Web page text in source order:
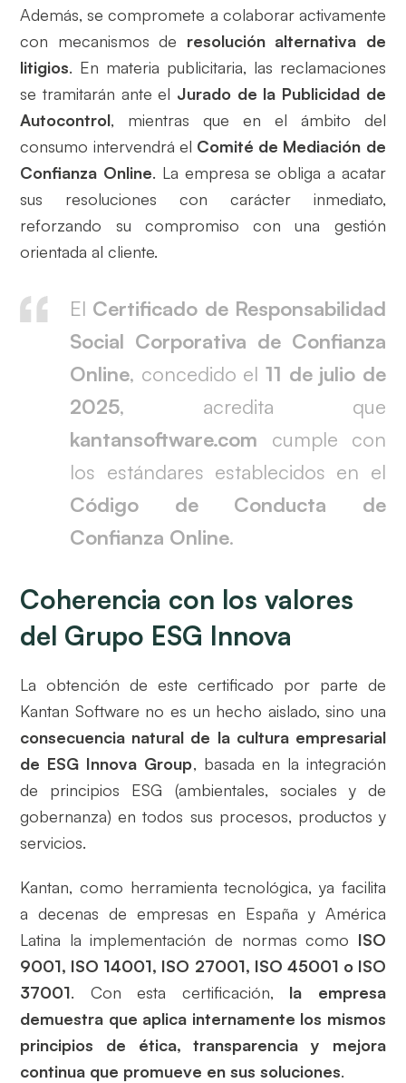
Además, se compromete a colaborar activamente
con mecanismos de resolución alternativa de
litigios. En materia publicitaria, las reclamaciones
se tramitarán ante el Jurado de la Publicidad de
Autocontrol, mientras que en el ámbito del
consumo intervendrá el Comité de Mediación de
Confianza Online. La empresa se obliga a acatar
sus resoluciones con carácter inmediato,
reforzando su compromiso con una gestión
orientada al cliente.
El Certificado de Responsabilidad
Social Corporativa de Confianza
Online, concedido el 11 de julio de
2025, acredita que
kantansoftware.com cumple con
los estándares establecidos en el
Código de Conducta de
Confianza Online.
Coherencia con los valores
del Grupo ESG Innova
La obtención de este certificado por parte de
Kantan Software no es un hecho aislado, sino una
consecuencia natural de la cultura empresarial
de ESG Innova Group, basada en la integración
de principios ESG (ambientales, sociales y de
gobernanza) en todos sus procesos, productos y
servicios.
Kantan, como herramienta tecnológica, ya facilita
a decenas de empresas en España y América
Latina la implementación de normas como ISO
9001, ISO 14001, ISO 27001, ISO 45001 o ISO
37001. Con esta certificación, la empresa
demuestra que aplica internamente los mismos
principios de ética, transparencia y mejora
continua que promueve en sus soluciones.